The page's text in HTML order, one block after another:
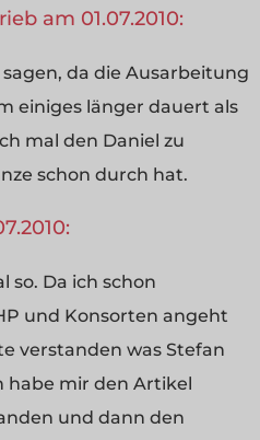
am 01.07.2010:
da die Ausarbeitung
einiges länger dauert als
mal den Daniel zu
schon durch hat.
so. Da ich schon
und Konsorten angeht
verstanden was Stefan
habe mir den Artikel
und dann den